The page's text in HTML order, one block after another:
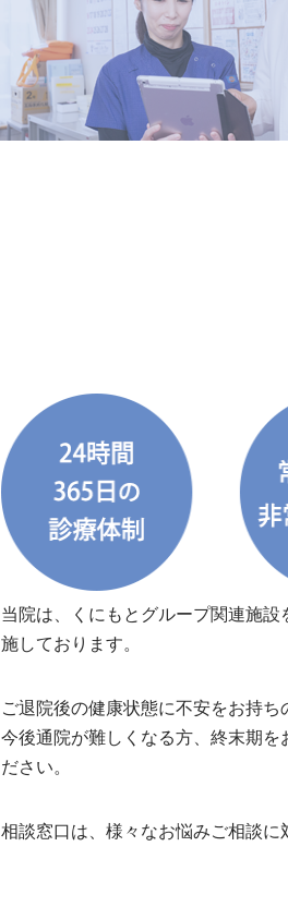
当院は、くにもとグループ関連施
施しております。
ご退院後の健康状態に不安をお持ち
今後通院が難しくなる方、終末期
ださい。
相談窓口は、様々なお悩みご相談に